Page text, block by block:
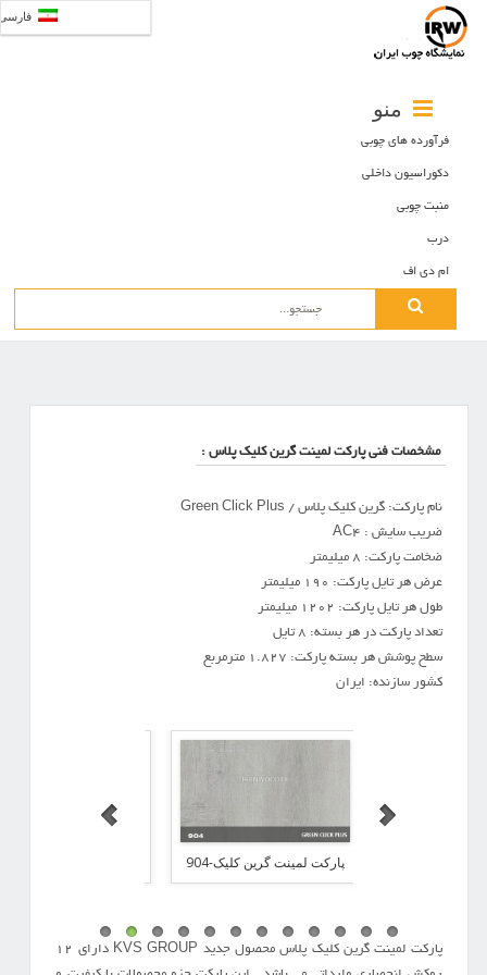
منو
فرآورده های چوبی
دکوراسیون داخلی
منبت چوبی
درب
ام دی اف
Search
مشخصات فنی پارکت لمینت گرین کلیک پلاس :
نام پارکت: گرین کلیک پلاس / Green Click Plus
ضریب سایش : AC4
ضخامت پارکت: 8 میلیمتر
عرض هر تایل پارکت: 190 میلیمتر
طول هر تایل پارکت: 1202 میلیمتر
تعداد پارکت در هر بسته: 8 تایل
سطح پوشش هر بسته پارکت: 1.827 مترمربع
کشور سازنده: ایران
پارکت لمینت گرین کلیک-904
پارکت لمینت گرین کلیک پلاس محصول جدید KVS GROUP دارای 12